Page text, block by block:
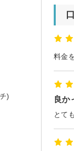
良か
とて
)